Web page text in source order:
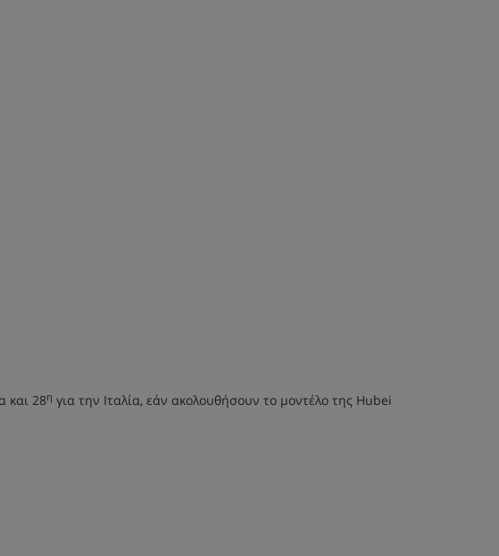
και 28η για την Ιταλία, εάν ακολουθήσουν το μοντέλο της Hubei